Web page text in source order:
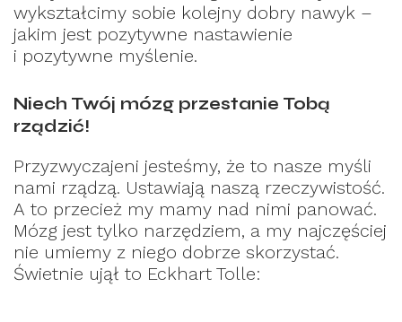
wykształcimy sobie kolejny dobry nawyk –
jakim jest pozytywne nastawienie
i pozytywne myślenie.
Niech Twój mózg przestanie Tobą
rządzić!
Przyzwyczajeni jesteśmy, że to nasze myśli
nami rządzą. Ustawiają naszą rzeczywistość.
A to przecież my mamy nad nimi panować.
Mózg jest tylko narzędziem, a my najczęściej
nie umiemy z niego dobrze skorzystać.
Świetnie ujął to Eckhart Tolle: